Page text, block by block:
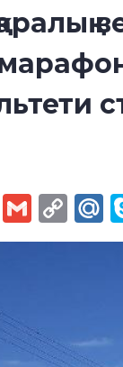
Reddit
Gmail